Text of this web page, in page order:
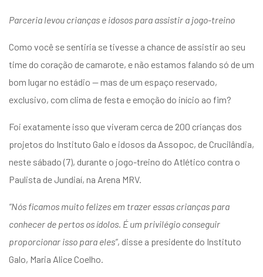
Parceria levou crianças e idosos para assistir a jogo-treino
Como você se sentiria se tivesse a chance de assistir ao seu
time do coração de camarote, e não estamos falando só de um
bom lugar no estádio — mas de um espaço reservado,
exclusivo, com clima de festa e emoção do início ao fim?
Foi exatamente isso que viveram cerca de 200 crianças dos
projetos do Instituto Galo e idosos da Assopoc, de Crucilândia,
neste sábado (7), durante o jogo-treino do Atlético contra o
Paulista de Jundiaí, na Arena MRV.
“Nós ficamos muito felizes em trazer essas crianças para
conhecer de pertos os ídolos. É um privilégio conseguir
proporcionar isso para eles”, disse a presidente do Instituto
Galo, Maria Alice Coelho.